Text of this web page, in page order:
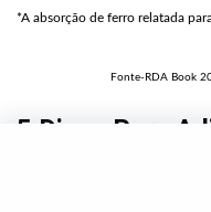
*A absorção de ferro relatada
Fonte-RDA Book
5 Dicas Para